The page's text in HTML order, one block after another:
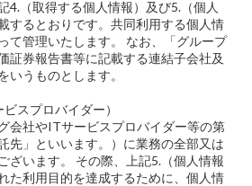
4.（取得する個人情報）及び5.（個人
するとおりです。共同利用する個人情
て管理いたします。 なお、「グループ
証券報告書等に記載する連結子会社及
いうものとします。
スプロバイダー）
会社やITサービスプロバイダー等の第
先」といいます。）に業務の全部又は
ざいます。 その際、上記5.（個人情報
た利用目的を達成するために、個人情